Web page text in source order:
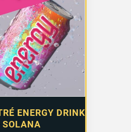
ENERGY DRINK